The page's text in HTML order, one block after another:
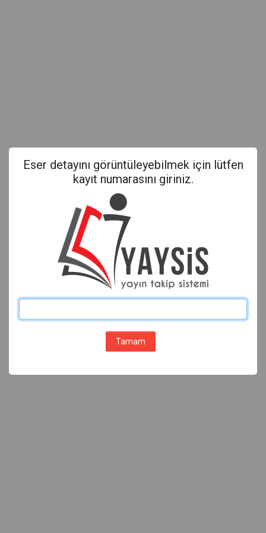
Eser detayını görüntüleyebilmek için lütfen
kayıt numarasını giriniz.
Tamam